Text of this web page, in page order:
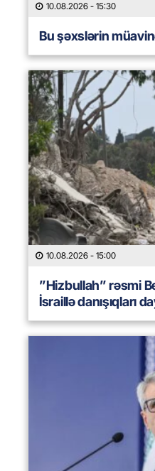
10.08.2026 - 15:30
Bu şəxslərin
10.08.2026 - 15:00
”Hizbullah” rəsmi
İsraillə danışıqları